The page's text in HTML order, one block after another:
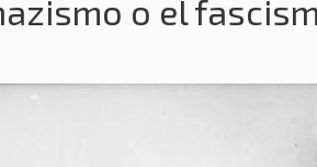
o el